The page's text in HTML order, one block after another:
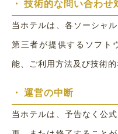
・ 技術的な問い合わせ
当ホテルは、各ソーシャ
第三者が提供するソフト
能、ご利用方法及び技術
・ 運営の中断
当ホテルは、予告なく公